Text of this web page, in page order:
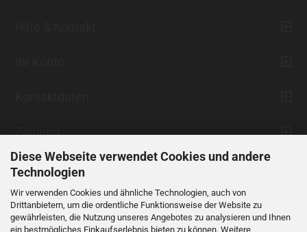
Diese Webseite verwendet Cookies und andere
Technologien
Wir verwenden Cookies und ähnliche Technologien, auch von
Drittanbietern, um die ordentliche Funktionsweise der Website zu
gewährleisten, die Nutzung unseres Angebotes zu analysieren und Ihnen
ein bestmögliches Einkaufserlebnis bieten zu können. Weitere
Zahlung